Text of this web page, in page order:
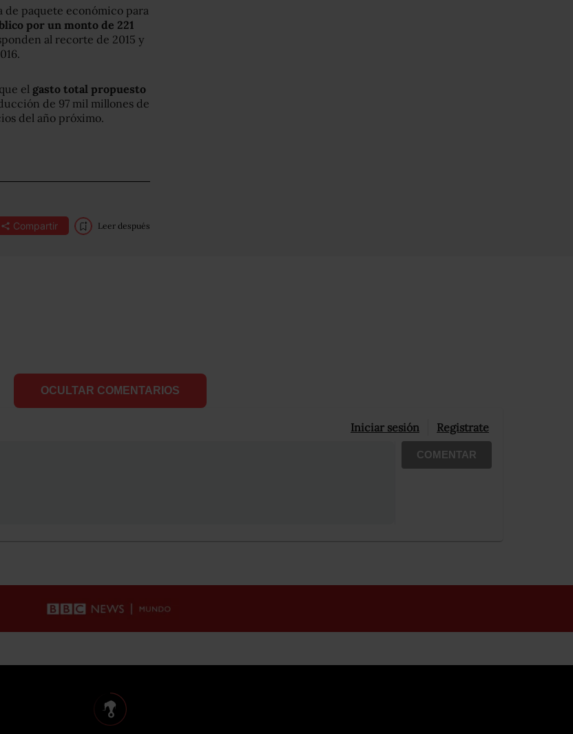
de paquete económico para
por un monto de 221
al recorte de 2015 y
el gasto total propuesto
de 97 mil millones de
del año próximo.
Compartir Leer después
OCULTAR COMENTARIOS
Iniciar sesión Registrate
COMENTAR